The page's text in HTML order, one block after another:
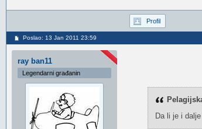
Profil
Poslao: 13 Jan 2011 23:59
ray ban11
Legendarni građanin
Da li je i